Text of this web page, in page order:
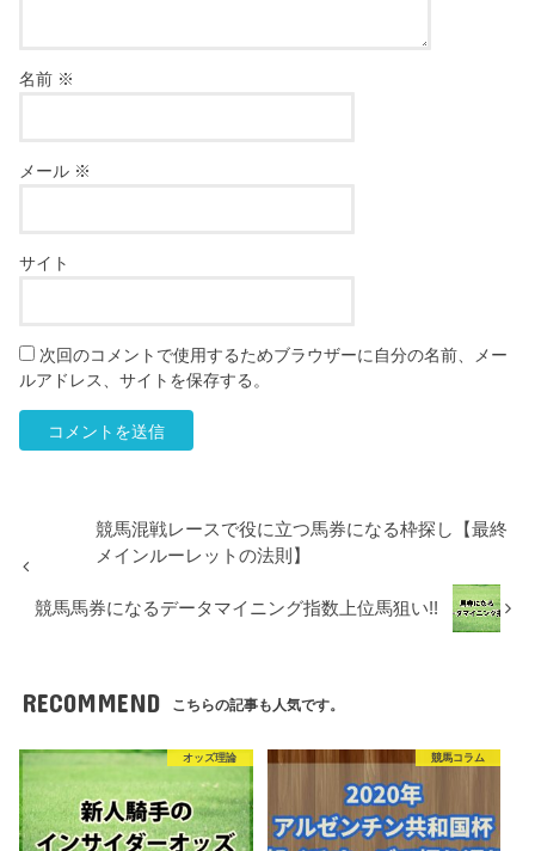
名前 ※
メール ※
サイト
次回のコメントで使用するためブラウザーに自分の名前、メー
ルアドレス、サイトを保存する。
競馬混戦レースで役に立つ馬券になる枠探し【最終
メインルーレットの法則】
競馬馬券になるデータマイニング指数上位馬狙い!!
RECOMMEND こちらの記事も人気です。
オッズ理論 競馬コラム